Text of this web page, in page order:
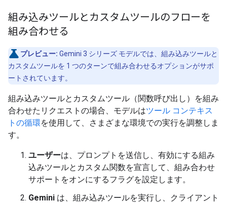
組み込みツールとカスタムツールのフローを
組み合わせる
プレビュー: Gemini 3 シリーズ モデルでは、組み込みツールと
カスタムツールを 1 つのターンで組み合わせるオプションがサポ
ートされています。
組み込みツールとカスタムツール（関数呼び出し）を組み
合わせたリクエストの場合、モデルはツール コンテキス
トの循環を使用して、さまざまな環境での実行を調整しま
す。
ユーザーは、プロンプトを送信し、有効にする組み
込みツールとカスタム関数を宣言して、組み合わせ
サポートをオンにするフラグを設定します。
Gemini は、組み込みツールを実行し、クライアント